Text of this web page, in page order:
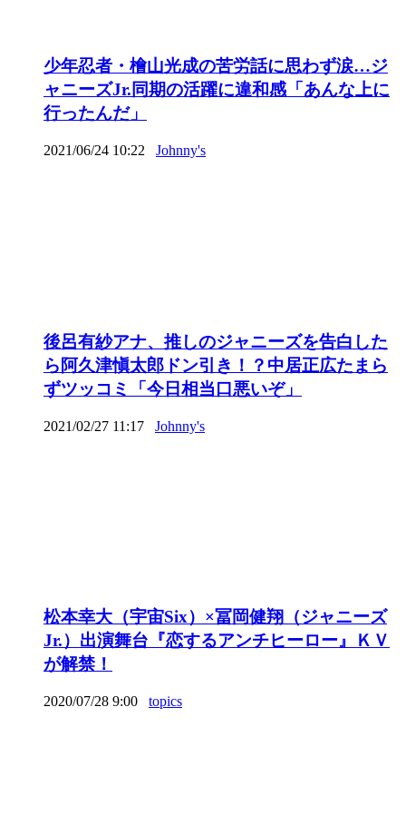
少年忍者・檜山光成の苦労話に思わず涙…ジ
ャニーズJr.同期の活躍に違和感「あんな上に
行ったんだ」
2021/06/24 10:22 Johnny's
後呂有紗アナ、推しのジャニーズを告白した
ら阿久津愼太郎ドン引き！？中居正広たまら
ずツッコミ「今日相当口悪いぞ」
2021/02/27 11:17 Johnny's
松本幸大（宇宙Six）×冨岡健翔（ジャニーズ
Jr.）出演舞台『恋するアンチヒーロー』ＫＶ
が解禁！
2020/07/28 9:00 topics